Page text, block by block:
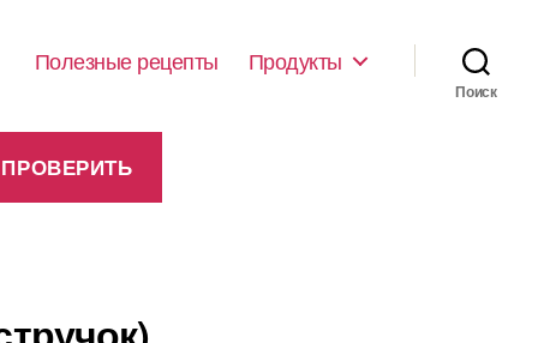
Полезные рецепты Продукты
Поиск